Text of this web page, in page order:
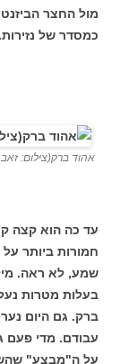
מול החצר
כמסדר של נזירות.
אהוד ברק(צילום: זאב
עד כה הוא קצה
חמורות ביותר
שמע, לא ראה.
בעלות מטרות
ברק. גם היום
עבודם. מדי פעם
על ה"מבצע"